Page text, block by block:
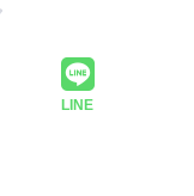
LINE